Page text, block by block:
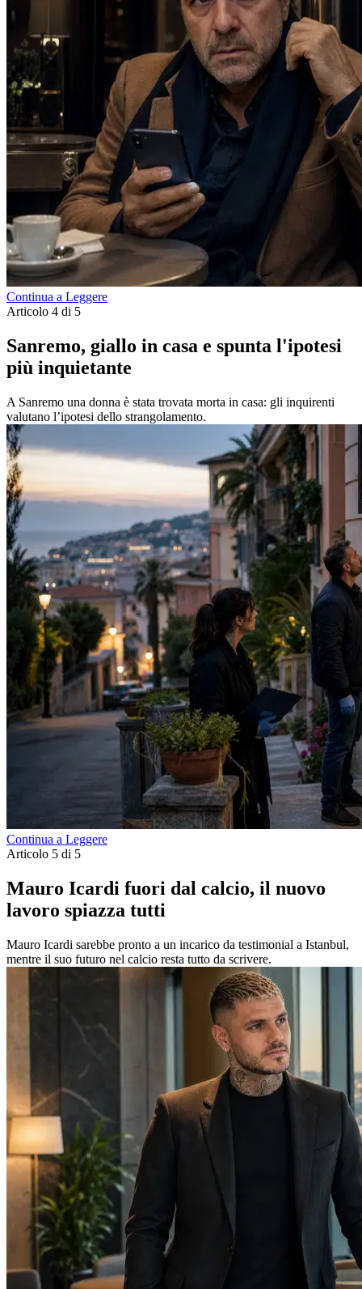
Continua a Leggere
Articolo 4 di 5
Sanremo, giallo in casa e spunta l'ipotesi
più inquietante
A Sanremo una donna è stata trovata morta in casa: gli inquirenti
valutano l’ipotesi dello strangolamento.
Continua a Leggere
Articolo 5 di 5
Mauro Icardi fuori dal calcio, il nuovo
lavoro spiazza tutti
Mauro Icardi sarebbe pronto a un incarico da testimonial a Istanbul,
mentre il suo futuro nel calcio resta tutto da scrivere.